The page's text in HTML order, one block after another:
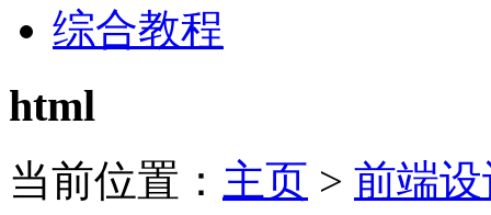
综合教程
html
当前位置： 主页 > 前端